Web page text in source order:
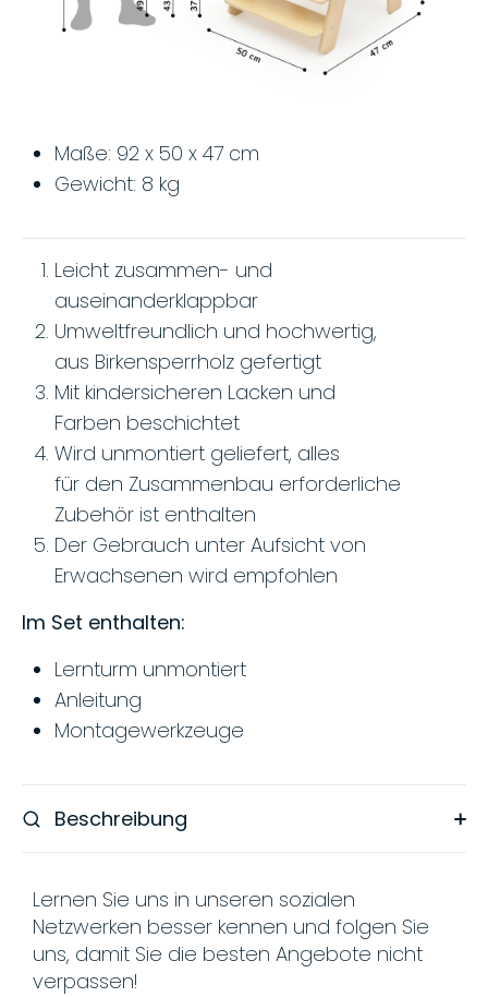
Maße: 92 x 50 x 47 cm
Gewicht: 8 kg
Leicht zusammen- und
auseinanderklappbar
Umweltfreundlich und hochwertig,
aus Birkensperrholz gefertigt
Mit kindersicheren Lacken und
Farben beschichtet
Wird unmontiert geliefert, alles
für den Zusammenbau erforderliche
Zubehör ist enthalten
Der Gebrauch unter Aufsicht von
Erwachsenen wird empfohlen
Im Set enthalten:
Lernturm unmontiert
Anleitung
Montagewerkzeuge
Beschreibung
Lernen Sie uns in unseren sozialen
Netzwerken besser kennen und folgen Sie
uns, damit Sie die besten Angebote nicht
verpassen!